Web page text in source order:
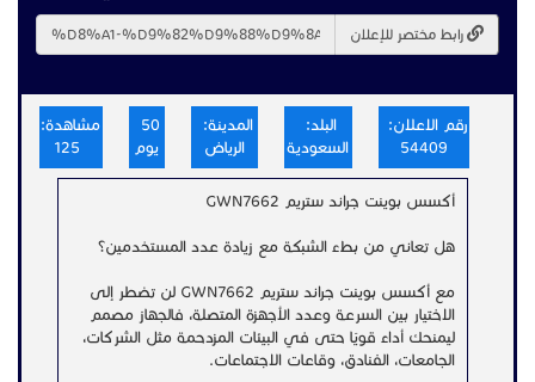
رابط مختصر للإعلان
رقم الاعلان:
54409
البلد:
السعودية
المدينة:
الرياض
يوم
مشاهدة:
أكسس بوينت جراند ستريم GWN7662
هل تعاني من بطء الشبكة مع زيادة عدد المستخدمين؟
مع أكسس بوينت جراند ستريم GWN7662 لن تضطر إلى
الاختيار بين السرعة وعدد الأجهزة المتصلة، فالجهاز مصمم
ليمنحك أداءً قويًا حتى في البيئات المزدحمة مثل الشركات،
الجامعات، الفنادق، وقاعات الاجتماعات.